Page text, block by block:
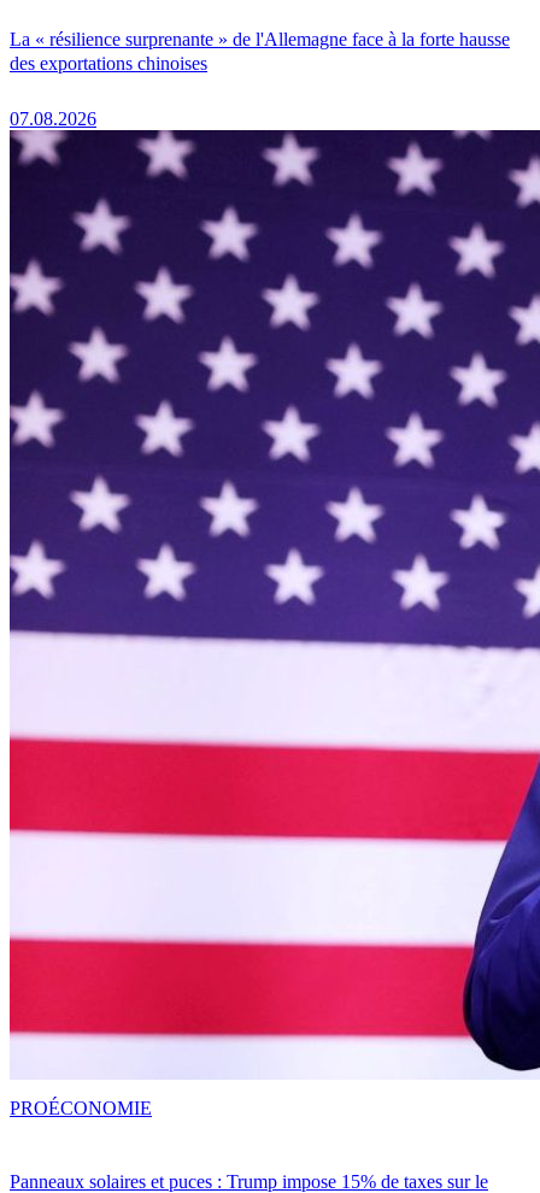
La « résilience surprenante » de l'Allemagne face à la forte hausse
des exportations chinoises
07.08.2026
Panneaux solaires et puces : Trump impose 15% de taxes sur le
PROÉCONOMIE